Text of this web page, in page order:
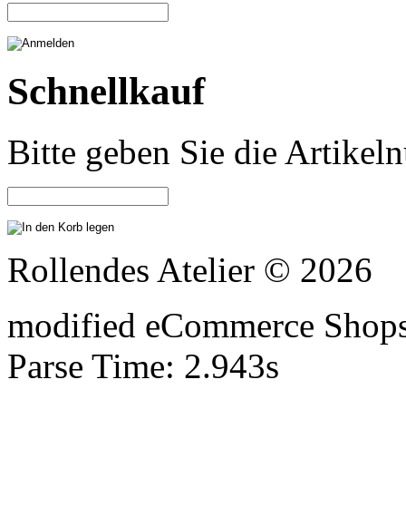
Schnellkauf
Bitte geben Sie die
Rollendes Atelier © 2026
modified eCommerce
Parse Time: 2.943s